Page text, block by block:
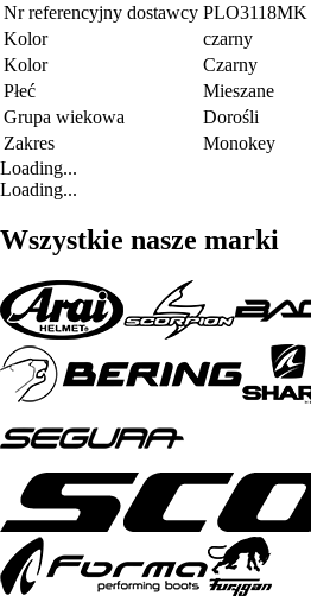
Nr referencyjny dostawcy PLO3118MK
Kolor
czarny
Kolor
Czarny
Płeć
Mieszane
Grupa wiekowa
Dorośli
Zakres
Monokey
Loading...
Loading...
Wszystkie nasze marki